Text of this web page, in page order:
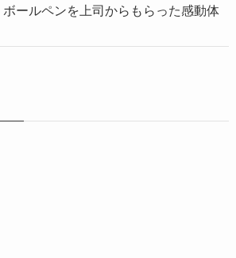
ールペンを上司からもらった感動体